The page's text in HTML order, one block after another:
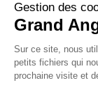
Gestion des
Grand
Sur ce site, nous
petits fichiers qui
prochaine visite et
Ce circuit